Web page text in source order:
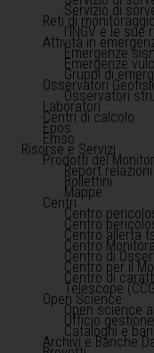
Servizio di
Reti di
l'INGV e le sue
Attività in
Emergenze
Emergenze
Gruppi di
Osservatori
Osservatori
Laboratori
Centri di calcolo
Epos
Emso
Risorse e Servizi
Prodotti del
Report
Bollettini
Mappe
Centri
Centro
Centro
Centro allerta
Centro
Centro di
Centro per il
Centro di
Telescope
Open Science
Open science
Ufficio
Cataloghi e
Archivi e Banche